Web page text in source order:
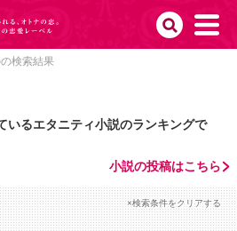
検索結果
いるエタニティ小説のランキングで
小説の投稿はこちら
×検索条件をクリアする